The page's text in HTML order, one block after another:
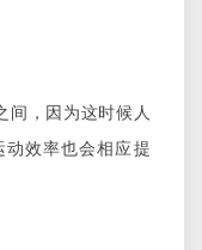
间，因为这时候人
效率也会相应提